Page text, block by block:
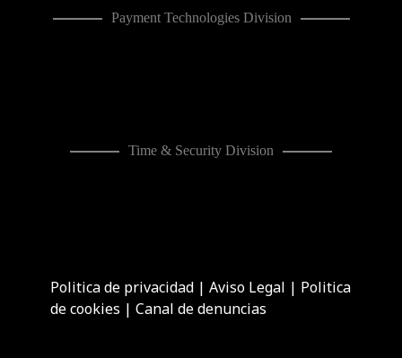
Payment Technologies Division
Time & Security Division
Politica de privacidad |Aviso Legal | Politica
de cookies |Canal de denuncias